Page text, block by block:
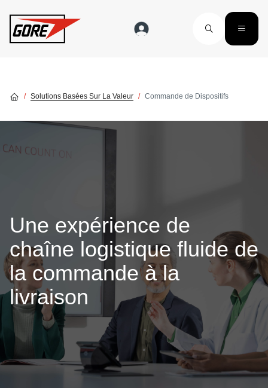
Solutions Basées Sur La Valeur Commande de Dispositifs
Une expérience de
chaîne logistique fluide de
la commande à la
livraison